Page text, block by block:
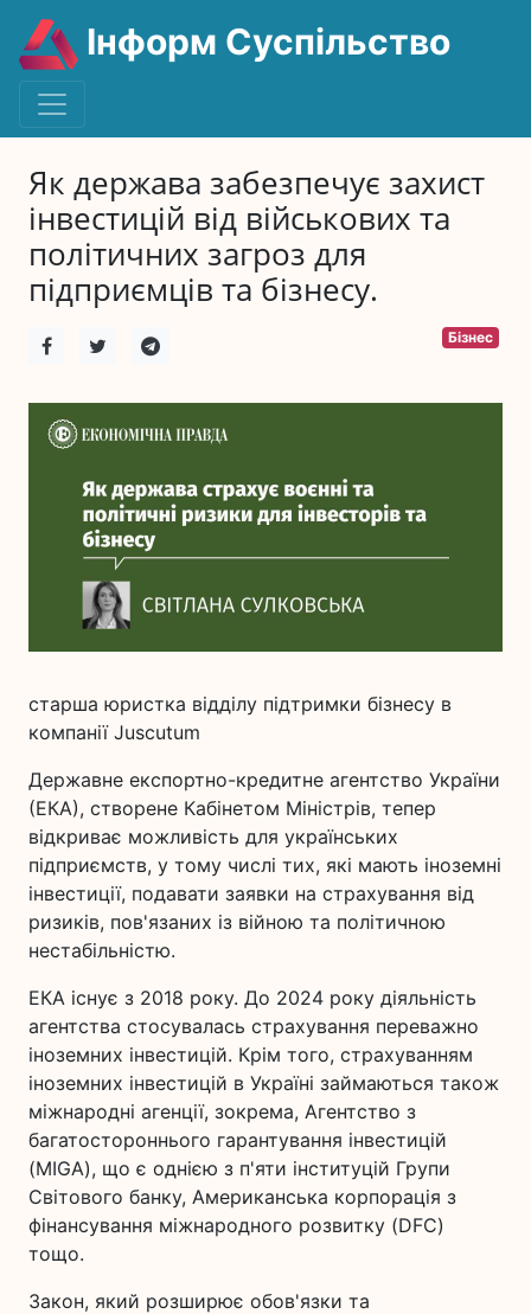
Інформ Суспільство
Як держава забезпечує захист
інвестицій від військових та
політичних загроз для
підприємців та бізнесу.
Бізнес
старша юристка відділу підтримки бізнесу в
компанії Juscutum
Державне експортно-кредитне агентство України
(ЕКА), створене Кабінетом Міністрів, тепер
відкриває можливість для українських
підприємств, у тому числі тих, які мають іноземні
інвестиції, подавати заявки на страхування від
ризиків, пов'язаних із війною та політичною
нестабільністю.
ЕКА існує з 2018 року. До 2024 року діяльність
агентства стосувалась страхування переважно
іноземних інвестицій. Крім того, страхуванням
іноземних інвестицій в Україні займаються також
міжнародні агенції, зокрема, Агентство з
багатостороннього гарантування інвестицій
(MIGA), що є однією з п'яти інституцій Групи
Світового банку, Американська корпорація з
фінансування міжнародного розвитку (DFC)
тощо.
Закон, який розширює обов'язки та